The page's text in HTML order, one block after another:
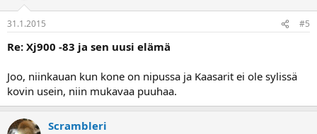
31.1.2015 #5
Re: Xj900 -83 ja sen uusi elämä
Joo, niinkauan kun kone on nipussa ja Kaasarit ei ole sylissä
kovin usein, niin mukavaa puuhaa.
Scrambleri